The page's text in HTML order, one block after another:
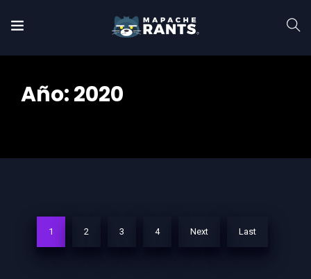
Año:2020
1 2 3 4 Next Last